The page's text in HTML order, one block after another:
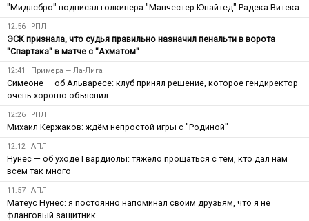
"Мидлсбро" подписал голкипера "Манчестер Юнайтед" Радека Витека
12:56 РПЛ
ЭСК признала, что судья правильно назначил пенальти в ворота
"Спартака" в матче с "Ахматом"
12:41 Примера — Ла-Лига
Симеоне — об Альваресе: клуб принял решение, которое гендиректор
очень хорошо объяснил
12:26 РПЛ
Михаил Кержаков: ждём непростой игры с "Родиной"
12:12 АПЛ
Нунес — об уходе Гвардиолы: тяжело прощаться с тем, кто дал нам
всем так много
11:57 АПЛ
Матеус Нунес: я постоянно напоминал своим друзьям, что я не
фланговый защитник